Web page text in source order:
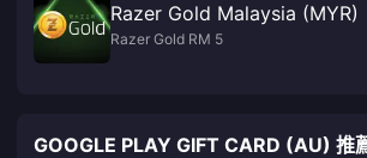
Razer Gold Malaysia (MYR)
Razer Gold RM 5
GOOGLE PLAY GIFT CARD (AU) 推